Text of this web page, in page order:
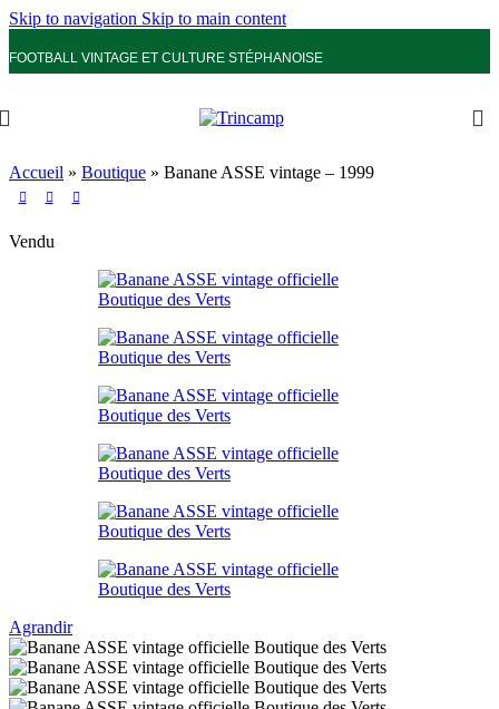
Skip to navigation Skip to main content
FOOTBALL VINTAGE ET CULTURE STÉPHANOISE
Accueil » Boutique » Banane ASSE vintage – 1999
Vendu
Agrandir